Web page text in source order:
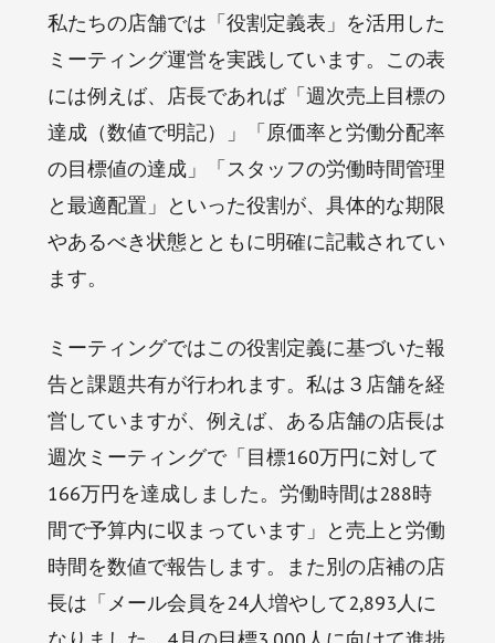
私たちの店舗では「役割定義表」を活用した
ミーティング運営を実践しています。この表
には例えば、店長であれば「週次売上目標の
達成（数値で明記）」「原価率と労働分配率
の目標値の達成」「スタッフの労働時間管理
と最適配置」といった役割が、具体的な期限
やあるべき状態とともに明確に記載されてい
ます。
ミーティングではこの役割定義に基づいた報
告と課題共有が行われます。私は３店舗を経
営していますが、例えば、ある店舗の店長は
週次ミーティングで「目標160万円に対して
166万円を達成しました。労働時間は288時
間で予算内に収まっています」と売上と労働
時間を数値で報告します。また別の店補の店
長は「メール会員を24人増やして2,893人に